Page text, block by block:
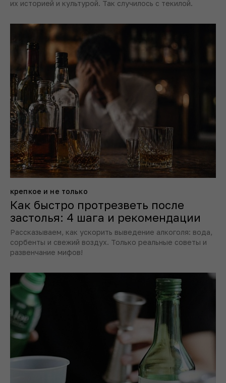
их историей и культурой. Так случилось с текилой.
крепкое и не только
Как быстро протрезветь после
застолья: 4 шага и рекомендации
Рассказываем, как ускорить выведение алкоголя: вода,
сорбенты и свежий воздух. Только реальные советы и
развенчание мифов!